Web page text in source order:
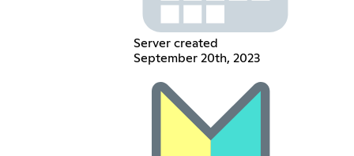
Server created
September 20th, 2023